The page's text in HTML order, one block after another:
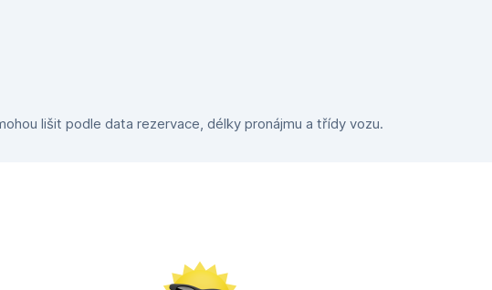
lišit podle data rezervace, délky pronájmu a třídy vozu.